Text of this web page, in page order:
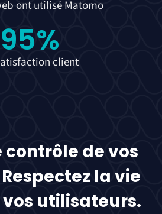
ont utilisé Matomo
client
95%
contrôle de vos
la vie
utilisateurs.